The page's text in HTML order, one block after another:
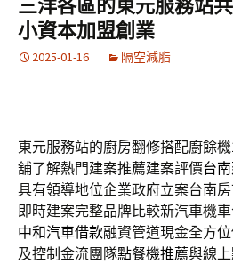
三洋各區的東元服務站
小資本加盟創業
2025-01-16 隔空減脂
東元服務站的廚房翻修搭配廚餘機
舖了解熱門建案推薦建案評價台
具有領導地位企業政府立案台南
即時建案完整品牌比較新汽車機
中和汽車借款融資管道現金全方
及控制金流團隊點餐機推薦與線